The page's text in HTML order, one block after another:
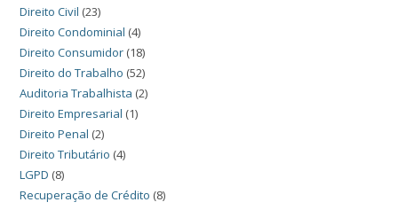
Direito Civil (23)
Direito Condominial (4)
Direito Consumidor (18)
Direito do Trabalho (52)
Auditoria Trabalhista (2)
Direito Empresarial (1)
Direito Penal (2)
Direito Tributário (4)
LGPD (8)
Recuperação de Crédito (8)